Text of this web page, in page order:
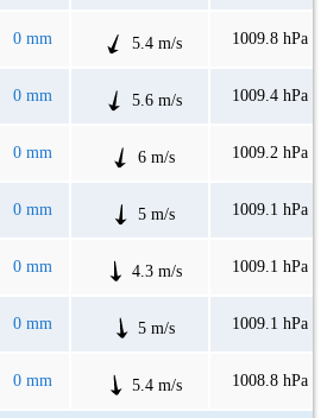
0 mm 5.4 m/s 1009.8 hPa
0 mm 5.6 m/s 1009.4 hPa
0 mm 6 m/s 1009.2 hPa
0 mm 5 m/s 1009.1 hPa
0 mm 4.3 m/s 1009.1 hPa
0 mm 5 m/s 1009.1 hPa
0 mm 5.4 m/s 1008.8 hPa